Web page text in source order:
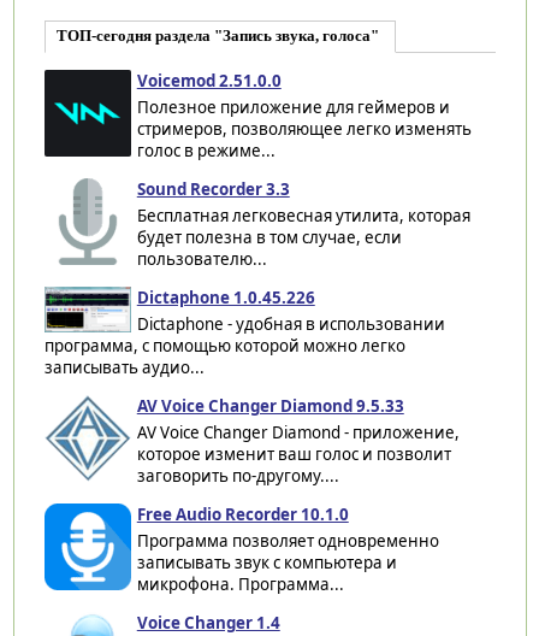
ТОП-сегодня раздела "Запись звука, голоса"
Voicemod 2.51.0.0
Полезное приложение для геймеров и
стримеров, позволяющее легко изменять
голос в режиме...
Sound Recorder 3.3
Бесплатная легковесная утилита, которая
будет полезна в том случае, если
пользователю...
Dictaphone 1.0.45.226
Dictaphone - удобная в использовании
программа, с помощью которой можно легко
записывать аудио...
AV Voice Changer Diamond 9.5.33
AV Voice Changer Diamond - приложение,
которое изменит ваш голос и позволит
заговорить по-другому....
Free Audio Recorder 10.1.0
Программа позволяет одновременно
записывать звук с компьютера и
микрофона. Программа...
Voice Changer 1.4